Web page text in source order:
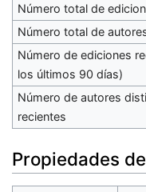
Número total de
Número total de
Número de ediciones
los últimos 90 días)
Número de autores
recientes
Propiedades